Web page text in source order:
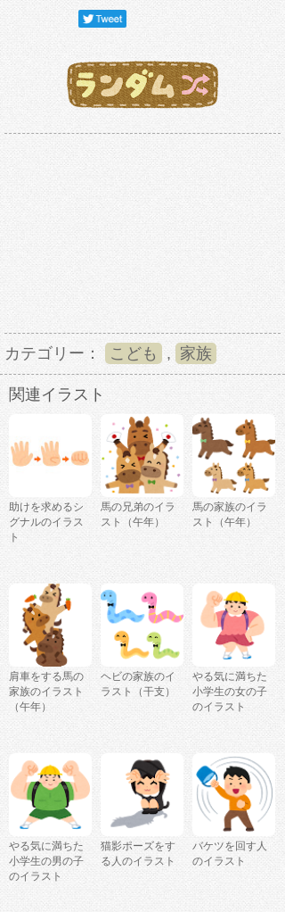
カテゴリー： こども , 家族
関連イラスト
助けを求めるシ
グナルのイラス
ト
馬の兄弟のイラ
スト（午年）
馬の家族のイラ
スト（午年）
肩車をする馬の
家族のイラスト
（午年）
ヘビの家族のイ
ラスト（干支）
やる気に満ちた
小学生の女の子
のイラスト
やる気に満ちた
小学生の男の子
のイラスト
猫影ポーズをす
る人のイラスト
バケツを回す人
のイラスト